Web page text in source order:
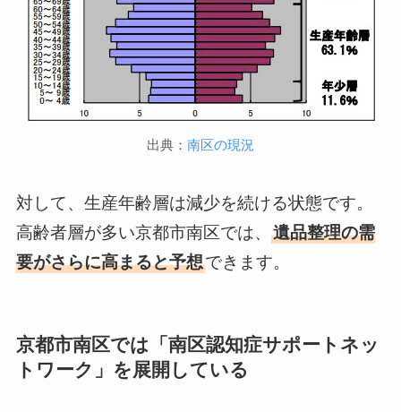
出典： 南区の現況
対して、生産年齢層は減少を続ける状態です。
高齢者層が多い京都市南区では、 遺品整理の需
要がさらに高まると予想できます。
京都市南区では「南区認知症サポートネッ
トワーク」を展開している